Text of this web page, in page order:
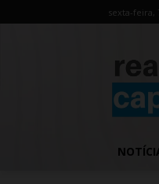
sexta-feira,